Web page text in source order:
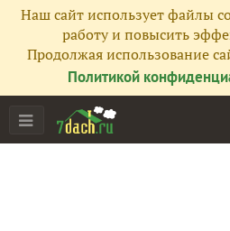
Наш сайт использует файлы
работу и повысить
Продолжая использование
Политикой